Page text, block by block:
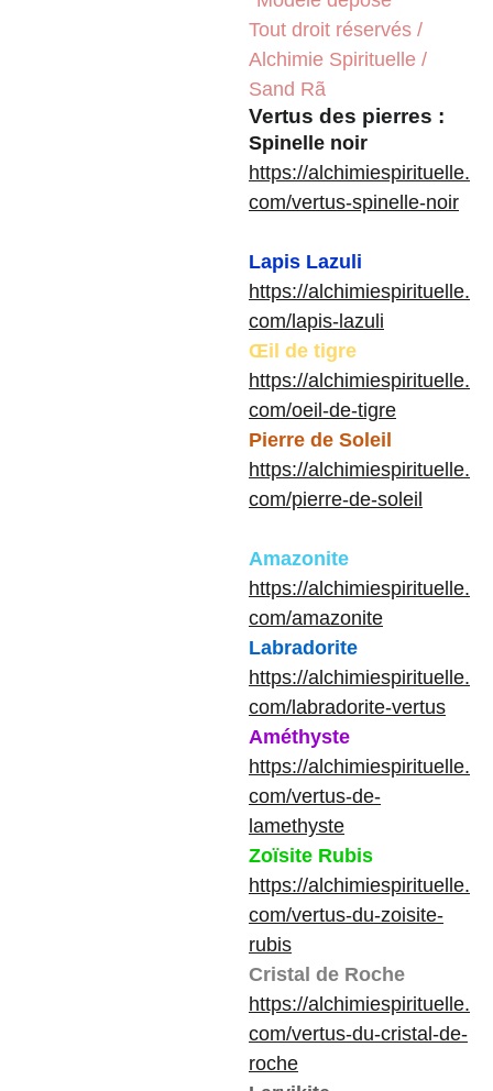
Tout droit réservés /
Alchimie Spirituelle /
Sand Rã
Vertus des pierres :
Spinelle noir
https://alchimiespirituelle.
com/vertus-spinelle-noir
Lapis Lazuli
https://alchimiespirituelle.
com/lapis-lazuli
Œil de tigre
https://alchimiespirituelle.
com/oeil-de-tigre
Pierre de Soleil
https://alchimiespirituelle.
com/pierre-de-soleil
Amazonite
https://alchimiespirituelle.
com/amazonite
Labradorite
https://alchimiespirituelle.
com/labradorite-vertus
Améthyste
https://alchimiespirituelle.
com/vertus-de-
lamethyste
Zoïsite Rubis
https://alchimiespirituelle.
com/vertus-du-zoisite-
rubis
Cristal de Roche
https://alchimiespirituelle.
com/vertus-du-cristal-de-
roche